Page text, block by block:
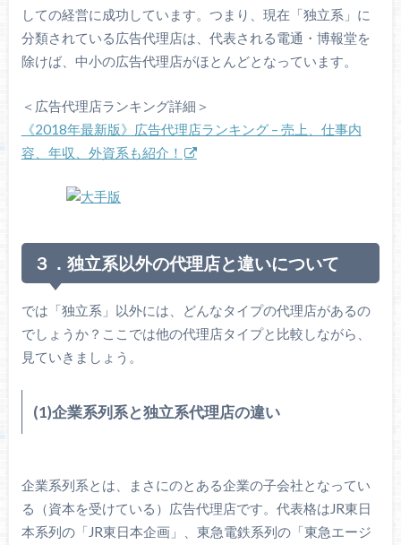
しての経営に成功しています。つまり、現在「独立系」に
分類されている広告代理店は、代表される電通・博報堂を
除けば、中小の広告代理店がほとんどとなっています。
＜広告代理店ランキング詳細＞
《2018年最新版》広告代理店ランキング – 売上、仕事内
容、年収、外資系も紹介！
３．独立系以外の代理店と違いについて
では「独立系」以外には、どんなタイプの代理店があるの
でしょうか？ここでは他の代理店タイプと比較しながら、
見ていきましょう。
(1)企業系列系と独立系代理店の違い
企業系列系とは、まさにのとある企業の子会社となってい
る（資本を受けている）広告代理店です。代表格はJR東日
本系列の「JR東日本企画」、東急電鉄系列の「東急エージ